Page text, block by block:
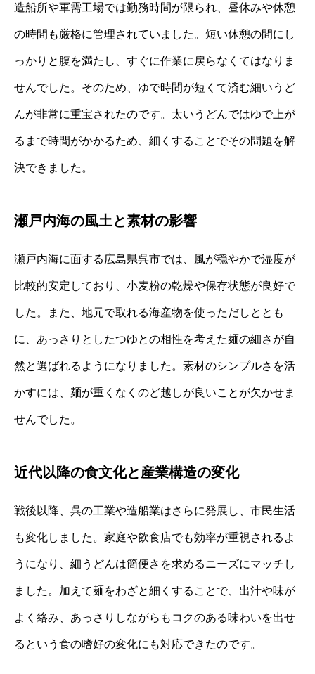
造船所や軍需工場では勤務時間が限られ、昼休みや休憩
の時間も厳格に管理されていました。短い休憩の間にし
っかりと腹を満たし、すぐに作業に戻らなくてはなりま
せんでした。そのため、ゆで時間が短くて済む細いうど
んが非常に重宝されたのです。太いうどんではゆで上が
るまで時間がかかるため、細くすることでその問題を解
決できました。
瀬戸内海の風土と素材の影響
瀬戸内海に面する広島県呉市では、風が穏やかで湿度が
比較的安定しており、小麦粉の乾燥や保存状態が良好で
した。また、地元で取れる海産物を使っただしととも
に、あっさりとしたつゆとの相性を考えた麺の細さが自
然と選ばれるようになりました。素材のシンプルさを活
かすには、麺が重くなくのど越しが良いことが欠かせま
せんでした。
近代以降の食文化と産業構造の変化
戦後以降、呉の工業や造船業はさらに発展し、市民生活
も変化しました。家庭や飲食店でも効率が重視されるよ
うになり、細うどんは簡便さを求めるニーズにマッチし
ました。加えて麺をわざと細くすることで、出汁や味が
よく絡み、あっさりしながらもコクのある味わいを出せ
るという食の嗜好の変化にも対応できたのです。